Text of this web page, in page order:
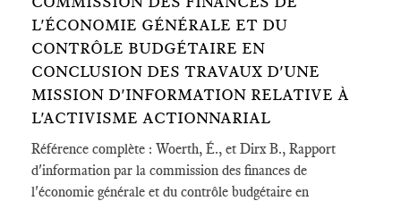
L'ÉCONOMIE GÉNÉRALE ET DU
CONTRÔLE BUDGÉTAIRE EN
CONCLUSION DES TRAVAUX D'UNE
MISSION D'INFORMATION RELATIVE À
L'ACTIVISME ACTIONNARIAL
Référence complète : Woerth, É., et Dirx B., Rapport
d'information par la commission des finances de
l'économie générale et du contrôle budgétaire en